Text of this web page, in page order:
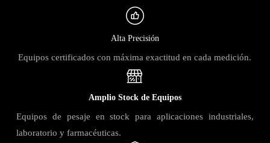
Alta Precisión
Equipos certificados con máxima exactitud en cada medición.
Amplio Stock de Equipos
Equipos de pesaje en stock para aplicaciones industriales,
laboratorio y farmacéuticas.